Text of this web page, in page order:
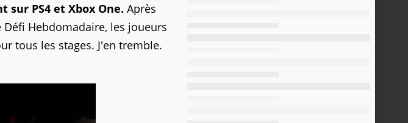
PS4 et Xbox One. Après
Hebdomadaire, les joueurs
tous les stages. J'en tremble.